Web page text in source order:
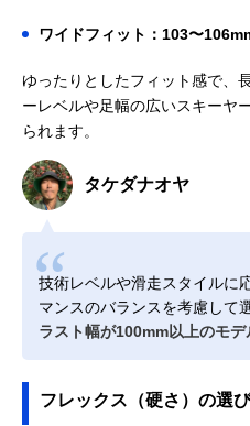
ワイドフィット：103〜
ゆったりとしたフィット感で、
ーレベルや足幅の広いスキーヤ
られます。
タケダナオヤ
技術レベルや滑走スタイルに
マンスのバランスを考慮して
ラスト幅が100mm以上のモ
フレックス（硬さ）の選